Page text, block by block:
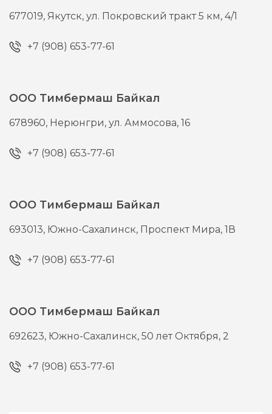
677019, Якутск,ул. Покровский тракт 5 км, 4/1
+7 (908) 653-77-61
ООО Тимбермаш Байкал
678960, Нерюнгри,ул. Аммосова, 16
+7 (908) 653-77-61
ООО Тимбермаш Байкал
693013, Южно-Сахалинск, Проспект Мира, 1В
+7 (908) 653-77-61
ООО Тимбермаш Байкал
692623, Южно-Сахалинск,50 лет Октября, 2
+7 (908) 653-77-61